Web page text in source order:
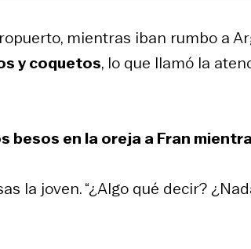
mientras iban rumbo a
y coquetos, lo que llamó la
besos en la oreja a Fran
la joven. “¿Algo qué decir?